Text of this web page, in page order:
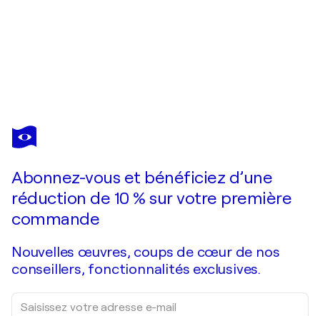
ADOLFO VÁZQUEZ BURGOS
Wild Geometry
Abonnez-vous et bénéficiez d’une
réduction de 10 % sur votre première
commande
Nouvelles œuvres, coups de cœur de nos
conseillers, fonctionnalités exclusives.